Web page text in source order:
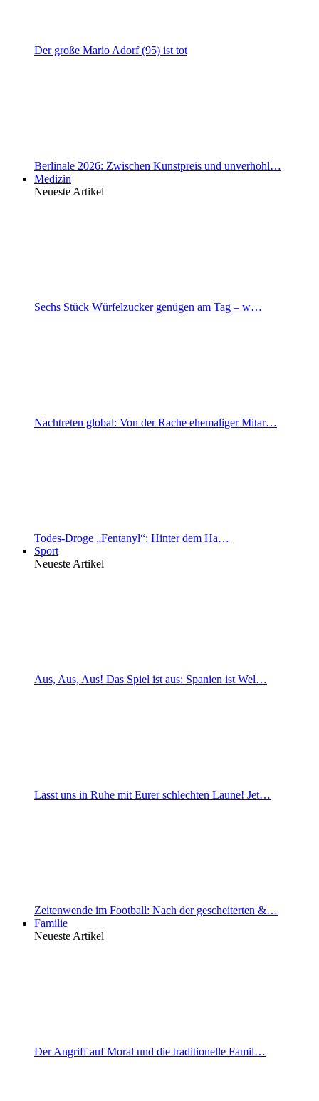
Der große Mario Adorf (95) ist tot
Berlinale 2026: Zwischen Kunstpreis und unverhohl…
Medizin
Neueste Artikel
Sechs Stück Würfelzucker genügen am Tag – w…
Nachtreten global: Von der Rache ehemaliger Mitar…
Todes-Droge „Fentanyl“: Hinter dem Ha…
Sport
Neueste Artikel
Aus, Aus, Aus! Das Spiel ist aus: Spanien ist Wel…
Lasst uns in Ruhe mit Eurer schlechten Laune! Jet…
Zeitenwende im Football: Nach der gescheiterten &…
Familie
Neueste Artikel
Der Angriff auf Moral und die traditionelle Famil…